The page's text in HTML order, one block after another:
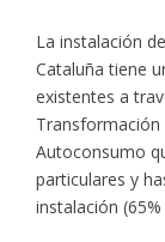
La instalación
Cataluña tiene
existentes a
Transformación
Autoconsumo
particulares y
instalación